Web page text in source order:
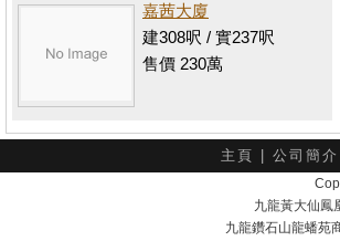
嘉茜大廈
建308呎 / 實237呎
售價 230萬
主頁 公司簡介
九龍黃大仙鳳
九龍鑽石山龍蟠苑